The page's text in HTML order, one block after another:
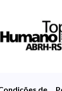
de